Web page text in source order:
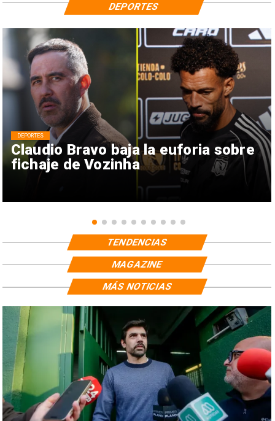
Claudio Bravo baja la euforia sobre
fichaje de Vozinha
DEPORTES
DEPORTES
TENDENCIAS
MAGAZINE
MÁS NOTICIAS